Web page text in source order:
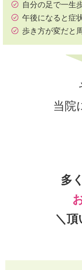
自分の足で一生
午後になると症
歩き方が変だと
当院
多
＼